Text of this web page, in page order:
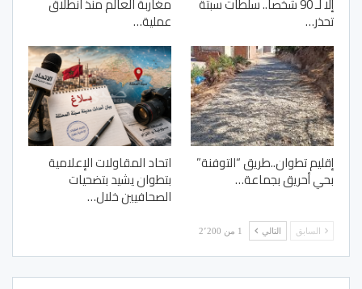
إلا لـ 90 شخصا.. سلطات سبتة
تحذر…
مغاربة العالم منذ انطلاق
عملية…
إقليم تطوان..طريق “التوفنة”
بحي أحريق بجماعة…
اتحاد المقاولات الإعلامية
بتطوان يشيد بتضحيات
الصحافيين خلال…
السابق التالي 1 من 2٬200